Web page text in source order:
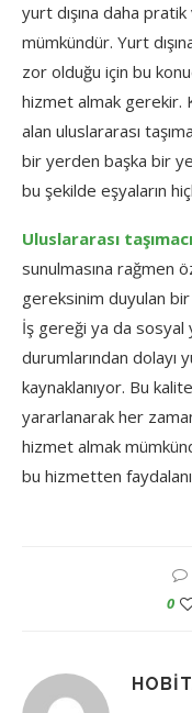
yurt dışına daha
mümkündür. Yurt
zor olduğu için bu
hizmet almak gerekir.
alan uluslararası
bir yerden başka bir
bu şekilde eşyaların
Uluslararası
sunulmasına rağmen
gereksinim duyulan
İş gereği ya da sosyal
durumlarından dolayı
kaynaklanıyor. Bu
yararlanarak her zaman
hizmet almak
bu hizmetten
0